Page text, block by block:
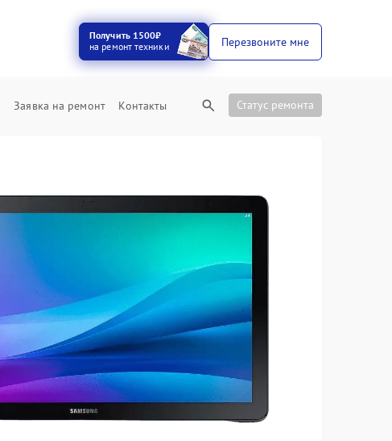
Получить 1500₽
на ремонт техники
Перезвоните мне
Заявка на ремонт Контакты Статус ремонта